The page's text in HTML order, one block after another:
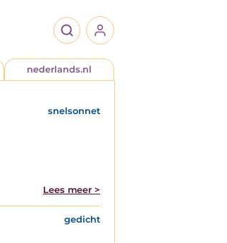
nederlands.nl
snelsonnet
Lees meer >
gedicht